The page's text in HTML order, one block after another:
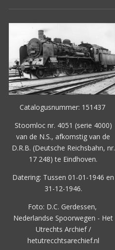
Catalogusnummer: 151437
Stoomloc nr. 4051 (serie 4000)
van de N.S., afkomstig van de
D.R.B. (Deutsche Reichsbahn, nr.
17 248) te Eindhoven.
Datering: Tussen 01-01-1946 en
31-12-1946.
Foto: D.C. Gerdessen,
Nederlandse Spoorwegen - Het
Utrechts Archief /
hetutrecchtsarechief.nl